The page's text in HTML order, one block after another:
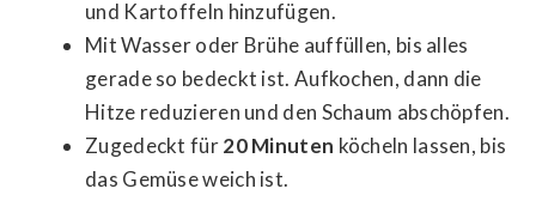
und Kartoffeln hinzufügen.
Mit Wasser oder Brühe auffüllen, bis alles
gerade so bedeckt ist. Aufkochen, dann die
Hitze reduzieren und den Schaum abschöpfen.
Zugedeckt für20 Minuten köcheln lassen, bis
das Gemüse weich ist.